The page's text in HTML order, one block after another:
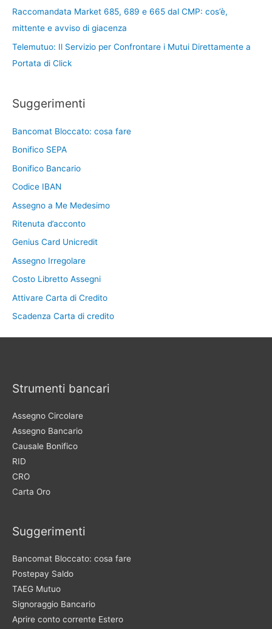
Raccomandata Market 685, 689 e 665 dal CMP: cos’è,
mittente e avviso di giacenza
Telemutuo: Il Servizio per Confrontare i Mutui Direttamente a
Portata di Click
Suggerimenti
Bancomat Bloccato: cosa fare
Bonifico SEPA
Bonifico Bancario
Codice IBAN
Assegno a Me Medesimo
Ritenuta d’acconto
Genius Card Unicredit
Assegno Irregolare
Costo Libretto Assegni
Attivare Carta di Credito
Scadenza Carta di credito
Strumenti bancari
Assegno Circolare
Assegno Bancario
Causale Bonifico
RID
CRO
Carta Oro
Suggerimenti
Bancomat Bloccato: cosa fare
Postepay Saldo
TAEG Mutuo
Signoraggio Bancario
Aprire conto corrente Estero